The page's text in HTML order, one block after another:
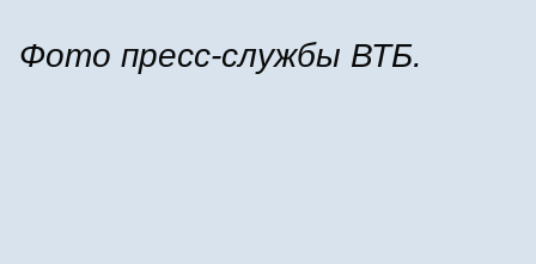
Фото пресс-службы ВТБ.